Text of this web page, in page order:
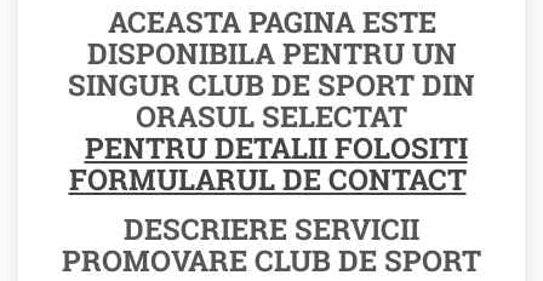
ACEASTA PAGINA ESTE
DISPONIBILA PENTRU UN
SINGUR CLUB DE SPORT DIN
ORASUL SELECTAT
PENTRU DETALII FOLOSITI
FORMULARUL DE CONTACT
DESCRIERE SERVICII
PROMOVARE CLUB DE SPORT